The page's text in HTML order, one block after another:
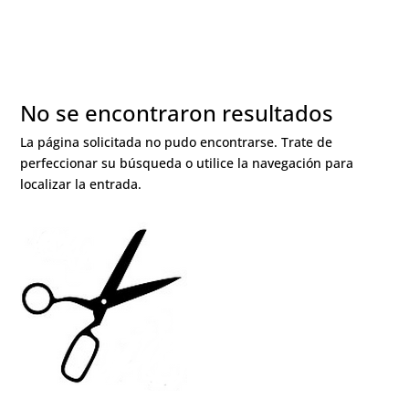
No se encontraron resultados
La página solicitada no pudo encontrarse. Trate de
perfeccionar su búsqueda o utilice la navegación para
localizar la entrada.